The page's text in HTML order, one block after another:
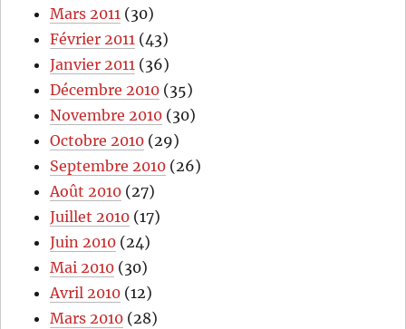
Mars 2011 (30)
Février 2011 (43)
Janvier 2011 (36)
Décembre 2010 (35)
Novembre 2010 (30)
Octobre 2010 (29)
Septembre 2010 (26)
Août 2010 (27)
Juillet 2010 (17)
Juin 2010 (24)
Mai 2010 (30)
Avril 2010 (12)
Mars 2010 (28)